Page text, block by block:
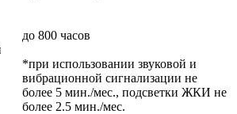
до 800 часов
*при использовании звуковой и
вибрационной сигнализации не
более 5 мин./мес., подсветки ЖКИ не
более 2.5 мин./мес.